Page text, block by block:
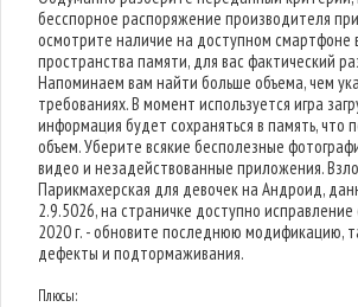
бесспорное распоряжение производителя
осмотрите наличие на доступном смартфоне
пространства памяти, для вас фактический
Напоминаем вам найти больше объема, чем
требованиях. В момент используется игра
информация будет сохраняться в память, что
объем. Уберите всякие бесполезные
видео и незадействованные приложения.
Парикмахерская для девочек на Андроид,
2.9.5026, на страничке доступно исправление
2020 г. - обновите последнюю модификацию,
дефекты и подтормаживания.
Плюсы: